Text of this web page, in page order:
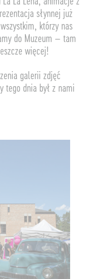
słynnej już
którzy nas
do Muzeum – tam
więcej!
galerii zdjęć
tego dnia był z nami